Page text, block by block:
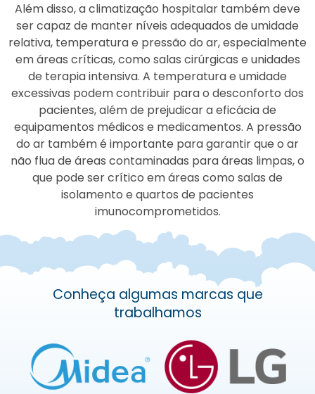
Além disso, a climatização hospitalar também deve
ser capaz de manter níveis adequados de umidade
relativa, temperatura e pressão do ar, especialmente
em áreas críticas, como salas cirúrgicas e unidades
de terapia intensiva. A temperatura e umidade
excessivas podem contribuir para o desconforto dos
pacientes, além de prejudicar a eficácia de
equipamentos médicos e medicamentos. A pressão
do ar também é importante para garantir que o ar
não flua de áreas contaminadas para áreas limpas, o
que pode ser crítico em áreas como salas de
isolamento e quartos de pacientes
imunocomprometidos.
Conheça algumas marcas que
trabalhamos